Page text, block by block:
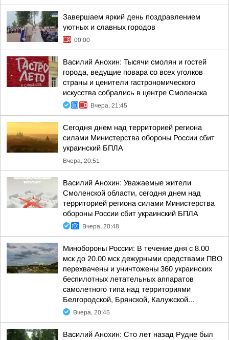
Завершаем яркий день поздравлением
уютных и славных городов
00:00
Василий Анохин: Тысячи смолян и гостей
города, ведущие повара со всех уголков
страны и ценители гастрономического
искусства собрались в центре Смоленска
Вчера, 21:45
Сегодня днем над территорией региона
силами Министерства обороны России сбит
украинский БПЛА
Вчера, 20:51
Василий Анохин: Уважаемые жители
Смоленской области, сегодня днем над
территорией региона силами Министерства
обороны России сбит украинский БПЛА
Вчера, 20:48
Минобороны России: В течение дня с 8.00
мск до 20.00 мск дежурными средствами ПВО
перехвачены и уничтожены 360 украинских
беспилотных летательных аппаратов
самолетного типа над территориями
Белгородской, Брянской, Калужской...
Вчера, 20:45
Василий Анохин: Сто лет назад Рудне был